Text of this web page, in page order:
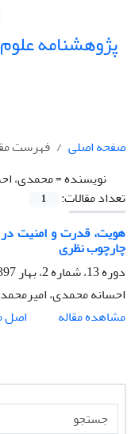
پژوهشنامه
صفحه اصلی
فهرست
نویسنده =محمدی،
تعداد مقالات:
1
هویت، قدرت و امنیت
چارچوب نظری
دوره 13، شماره 2، بهار 1397، صفحه
احسانه محمدی،
مشاهده مقاله
اصل